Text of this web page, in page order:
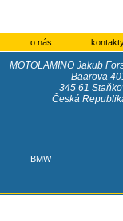
o nás
MOTOLAMINO Jakub
Baarova
345 61
Česká
BMW